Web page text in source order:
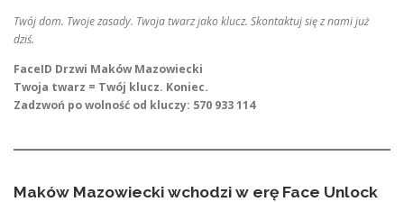
Twój dom. Twoje zasady. Twoja twarz jako klucz. Skontaktuj się z nami już
dziś.
FaceID Drzwi Maków Mazowiecki
Twoja twarz = Twój klucz. Koniec.
Zadzwoń po wolność od kluczy: 570 933 114
Maków Mazowiecki wchodzi w erę Face Unlock